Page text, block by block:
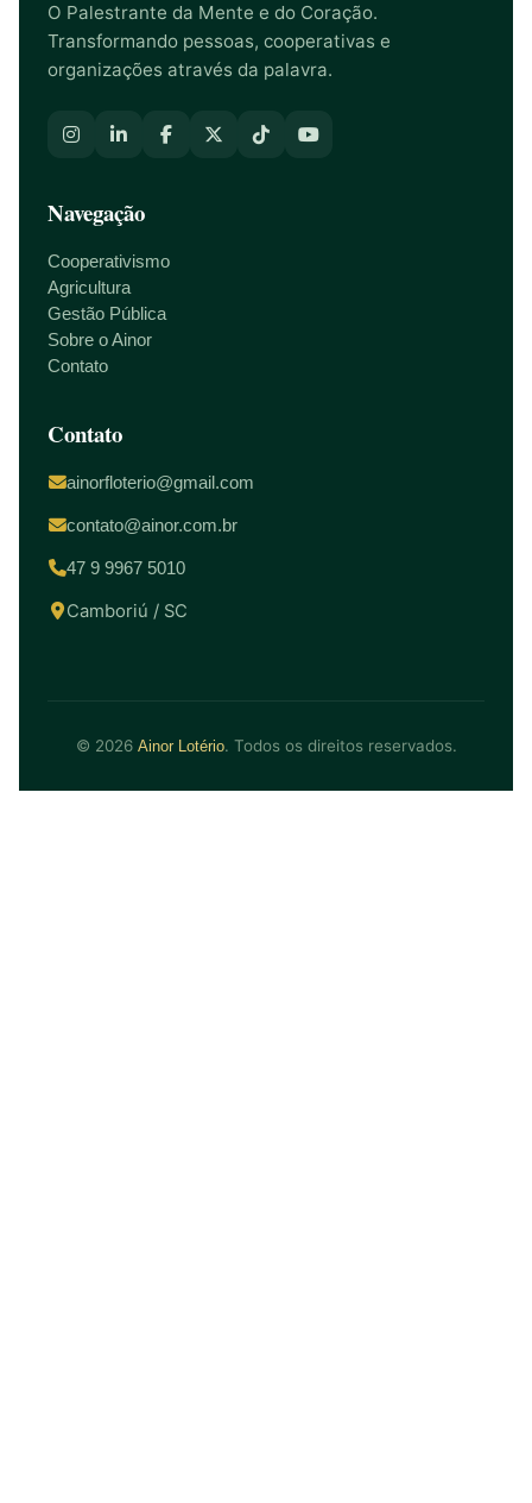
O Palestrante da Mente e do Coração.
Transformando pessoas, cooperativas e
organizações através da palavra.
Navegação
Cooperativismo
Agricultura
Gestão Pública
Sobre o Ainor
Contato
Contato
ainorfloterio@gmail.com
contato@ainor.com.br
47 9 9967 5010
Camboriú / SC
© 2026 Ainor Lotério. Todos os direitos reservados.